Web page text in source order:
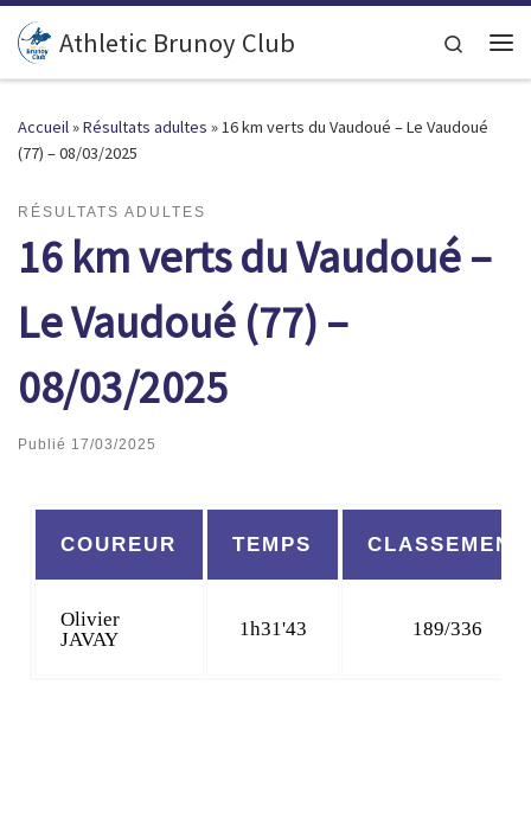
Passer au contenu
Athletic Brunoy Club Search
Accueil»Résultats adultes »16 km verts du Vaudoué – Le Vaudoué
(77) – 08/03/2025
RÉSULTATS ADULTES
16 km verts du Vaudoué –
Le Vaudoué (77) –
08/03/2025
Publié 17/03/2025
COUREUR TEMPS CLASSEMENT
Olivier
JAVAY
1h31'43 189/336